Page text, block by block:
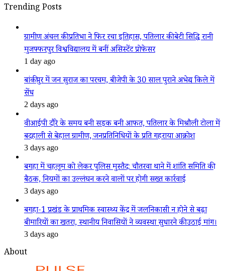
Trending Posts
ग्रामीण अंचल की प्रतिभा ने फिर रचा इतिहास, पतिलार की बेटी सिद्धि रानी
मुजफ्फरपुर विश्वविद्यालय में बनीं असिस्टेंट प्रोफेसर
1 day ago
बांकीपुर में जन सुराज का परचम, बीजेपी के 30 साल पुराने अभेद्य किले में
सेंध
2 days ago
वीआईपी दौरे के समय बनी सड़क बनी आफत, पतिलार के मिश्रौली टोला में
बदहाली से बेहाल ग्रामीण, जनप्रतिनिधियों के प्रति गहराया आक्रोश
3 days ago
बगहा में चहलूम को लेकर पुलिस मुस्तैद: चौतरवा थाने में शांति समिति की
बैठक, नियमों का उल्लंघन करने वालों पर होगी सख्त कार्रवाई
3 days ago
बगहा-1 प्रखंड के प्राथमिक स्वास्थ्य केंद्र में जलनिकासी न होने से बढ़ा
बीमारियों का खतरा, स्थानीय निवासियों ने व्यवस्था सुधारने की उठाई मांग।
3 days ago
About